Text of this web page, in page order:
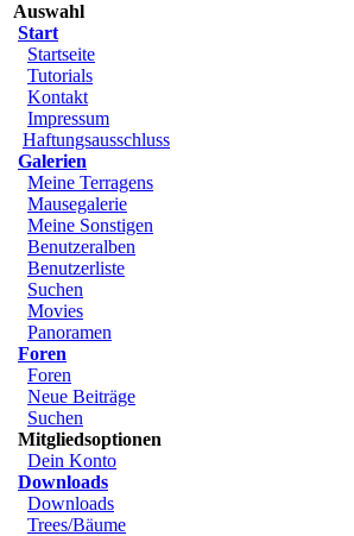
Auswahl
Start
Startseite
Tutorials
Kontakt
Impressum
Haftungsausschluss
Galerien
Meine Terragens
Mausegalerie
Meine Sonstigen
Benutzeralben
Benutzerliste
Suchen
Movies
Panoramen
Foren
Foren
Neue Beiträge
Suchen
Mitgliedsoptionen
Dein Konto
Downloads
Downloads
Trees/Bäume